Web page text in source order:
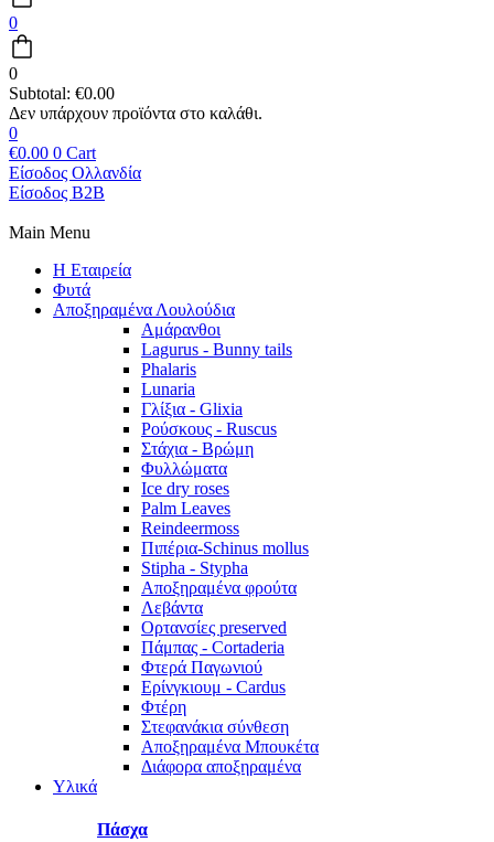
0
0
Subtotal: €0.00
0
€0.00 0 Cart
Είσοδος Ολλανδία
Είσοδος B2B
Main Menu
Η Εταιρεία
Φυτά
Αποξηραμένα Λουλούδια
Αμάρανθοι
Lagurus - Bunny tails
Phalaris
Lunaria
Γλίξια - Glixia
Ρούσκους - Ruscus
Στάχια - Βρώμη
Φυλλώματα
Ice dry roses
Palm Leaves
Reindeermoss
Πιπέρια-Schinus mollus
Stipha - Stypha
Αποξηραμένα φρούτα
Λεβάντα
Ορτανσίες preserved
Πάμπας - Cortaderia
Φτερά Παγωνιού
Ερίνγκιουμ - Cardus
Φτέρη
Στεφανάκια σύνθεση
Αποξηραμένα Μπουκέτα
Διάφορα αποξηραμένα
Υλικά
Πάσχα